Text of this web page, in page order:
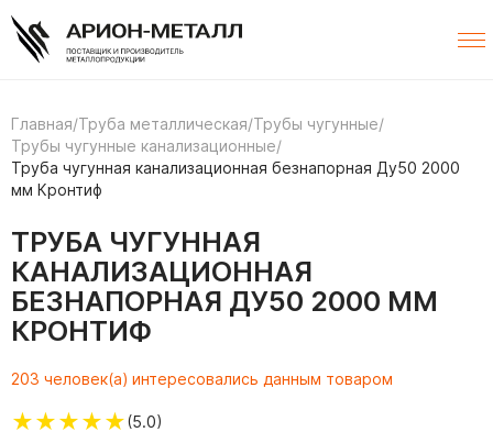
Главная/Труба металлическая/Трубы чугунные/
Трубы чугунные канализационные/
Труба чугунная канализационная безнапорная Ду50 2000
мм Кронтиф
ТРУБА ЧУГУННАЯ
КАНАЛИЗАЦИОННАЯ
БЕЗНАПОРНАЯ ДУ50 2000 ММ
КРОНТИФ
203 человек(а) интересовались данным товаром
★★★★★(5.0)